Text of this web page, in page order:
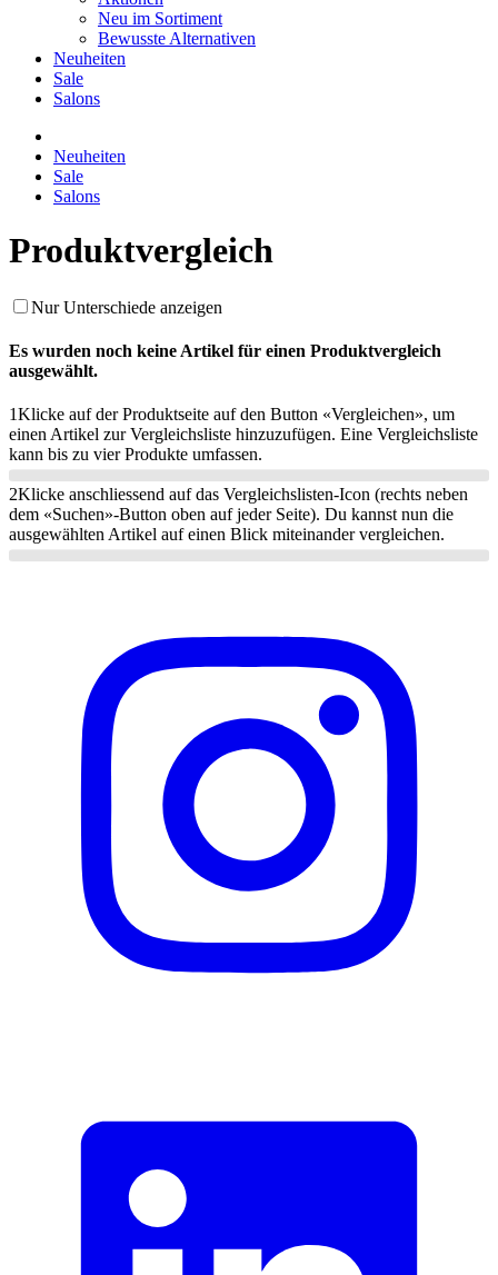
Neu im Sortiment
Bewusste Alternativen
Neuheiten
Sale
Salons
Neuheiten
Sale
Salons
Produktvergleich
Nur Unterschiede anzeigen
Es wurden noch keine Artikel für einen Produktvergleich
ausgewählt.
1Klicke auf der Produktseite auf den Button «Vergleichen», um
einen Artikel zur Vergleichsliste hinzuzufügen. Eine Vergleichsliste
kann bis zu vier Produkte umfassen.
2Klicke anschliessend auf das Vergleichslisten-Icon (rechts neben
dem «Suchen»-Button oben auf jeder Seite). Du kannst nun die
ausgewählten Artikel auf einen Blick miteinander vergleichen.